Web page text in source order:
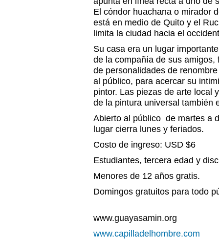
El cóndor huachana o mirador
está en medio de Quito y el
limita la ciudad hacia el
Su casa era un lugar
de la compañía de sus
de personalidades de
al público, para acercar su
pintor. Las piezas de arte local
de la pintura universal también
Abierto al público de martes a
lugar cierra lunes y feriados.
Costo de ingreso: USD $6
Estudiantes, tercera edad y
Menores de 12 años gratis.
Domingos gratuitos para todo
www.capilladelhombre.com